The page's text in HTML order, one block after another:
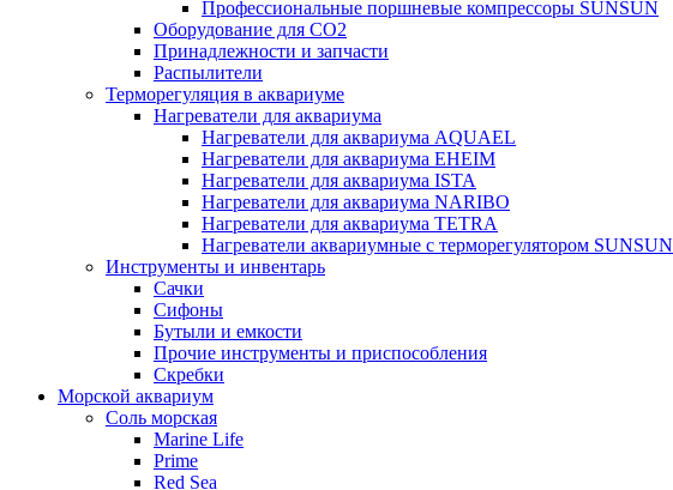
Профессиональные поршневые компрессоры SUNSUN
Оборудование для CO2
Принадлежности и запчасти
Распылители
Терморегуляция в аквариуме
Нагреватели для аквариума
Нагреватели для аквариума AQUAEL
Нагреватели для аквариума EHEIM
Нагреватели для аквариума ISTA
Нагреватели для аквариума NARIBO
Нагреватели для аквариума TETRA
Нагреватели аквариумные с терморегулятором SUNSUN
Инструменты и инвентарь
Сачки
Сифоны
Бутыли и емкости
Прочие инструменты и приспособления
Скребки
Морской аквариум
Соль морская
Marine Life
Prime
Red Sea